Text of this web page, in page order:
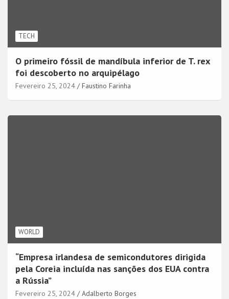
TECH
O primeiro fóssil de mandíbula inferior de T. rex
foi descoberto no arquipélago
Fevereiro 25, 2024 Faustino Farinha
WORLD
“Empresa irlandesa de semicondutores dirigida
pela Coreia incluída nas sanções dos EUA contra
a Rússia”
Fevereiro 25, 2024 Adalberto Borges